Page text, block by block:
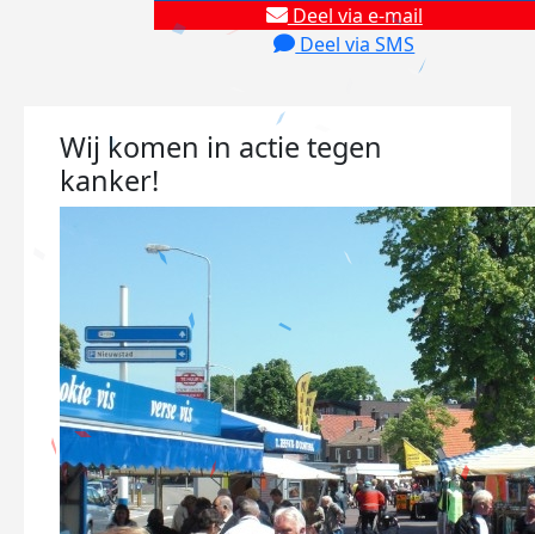
Deel via e-mail
Deel via SMS
Wij komen in actie tegen
kanker!